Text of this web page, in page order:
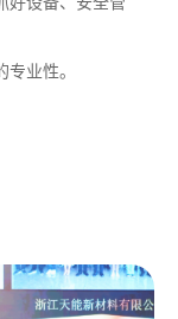
业性。